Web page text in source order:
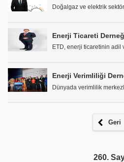
Doğalgaz ve elektrik
ETD, enerji ticaretinin adil
Geri
260.